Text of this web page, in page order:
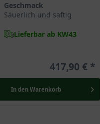
Geschmack
Säuerlich und saftig
Lieferbar ab KW43
417,90 €
In den Warenkorb